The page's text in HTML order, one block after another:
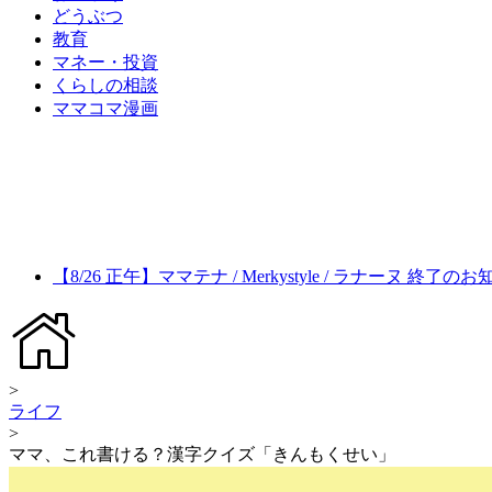
どうぶつ
教育
マネー・投資
くらしの相談
ママコマ漫画
【8/26 正午】ママテナ / Merkystyle / ラナーヌ 終了のお
>
ライフ
>
ママ、これ書ける？漢字クイズ「きんもくせい」